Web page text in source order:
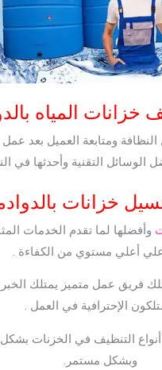
خزانات المياه
ومتابعة العميل بعد عمل
الوسائل التقنية وأحدثها في
خزانات
وأفضلها لما تقدم الخدمات
أعلي مستوي من الكفاءة .
فريق عمل متميز يمتلك
الإحترافية في العمل .
التنظيف في الخزنات بشكل
وبشكل مستمر.